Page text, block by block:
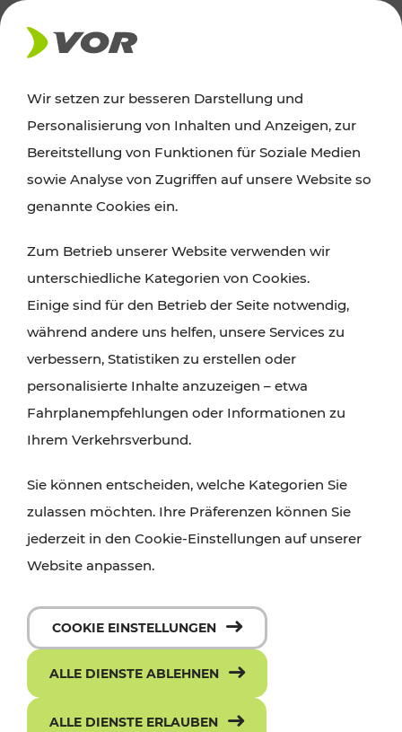
AKTUELLES
Ausflugstipps
Wien, Niederösterreich und das Burgenland
Wanderungen, Kultur und Gastronomie,
Radtouren oder purer Naturgenuss – viele
Attraktionen sind mit den Ticket- und Fahrplan-
Angeboten des VOR gut und schnell erreichbar.
Wir setzen zur besseren Darstellung und
Personalisierung von Inhalten und Anzeigen, zur
Bereitstellung von Funktionen für Soziale Medien
sowie Analyse von Zugriffen auf unsere Website so
genannte Cookies ein.
Zum Betrieb unserer Website verwenden wir
unterschiedliche Kategorien von Cookies.
Einige sind für den Betrieb der Seite notwendig,
während andere uns helfen, unsere Services zu
verbessern, Statistiken zu erstellen oder
personalisierte Inhalte anzuzeigen – etwa
Fahrplanempfehlungen oder Informationen zu
Ihrem Verkehrsverbund.
Sie können entscheiden, welche Kategorien Sie
zulassen möchten. Ihre Präferenzen können Sie
jederzeit in den Cookie-Einstellungen auf unserer
Website anpassen.
COOKIE EINSTELLUNGEN
ALLE DIENSTE ABLEHNEN
ALLE DIENSTE ERLAUBEN